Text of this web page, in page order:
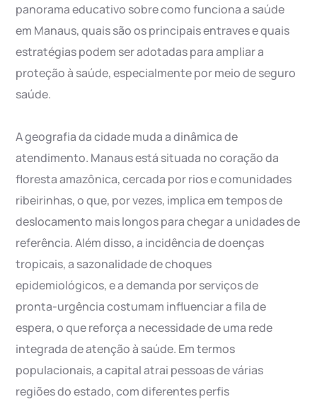
panorama educativo sobre como funciona a saúde
em Manaus, quais são os principais entraves e quais
estratégias podem ser adotadas para ampliar a
proteção à saúde, especialmente por meio de seguro
saúde.
A geografia da cidade muda a dinâmica de
atendimento. Manaus está situada no coração da
floresta amazônica, cercada por rios e comunidades
ribeirinhas, o que, por vezes, implica em tempos de
deslocamento mais longos para chegar a unidades de
referência. Além disso, a incidência de doenças
tropicais, a sazonalidade de choques
epidemiológicos, e a demanda por serviços de
pronta-urgência costumam influenciar a fila de
espera, o que reforça a necessidade de uma rede
integrada de atenção à saúde. Em termos
populacionais, a capital atrai pessoas de várias
regiões do estado, com diferentes perfis